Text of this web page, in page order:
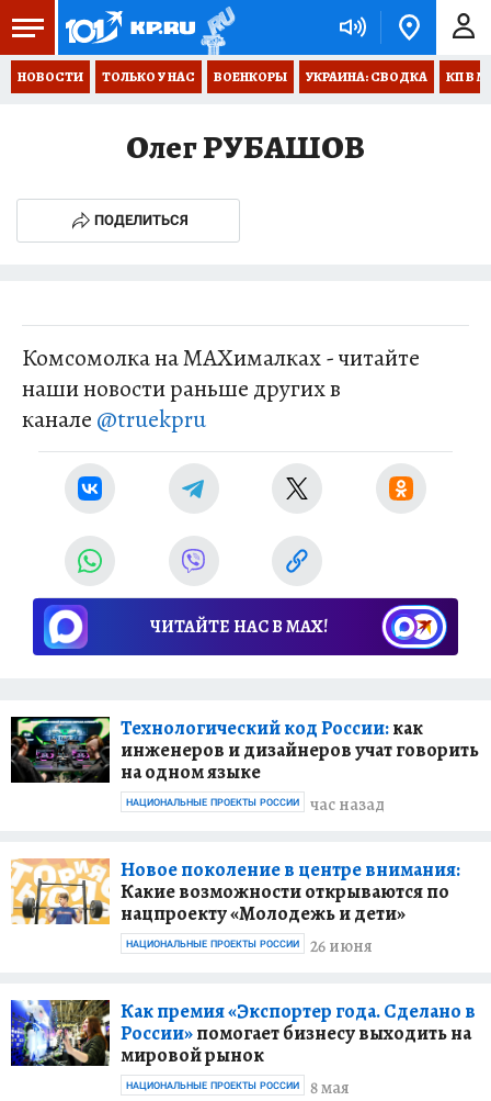
НОВОСТИ ТОЛЬКО У НАС ВОЕНКОРЫ УКРАИНА: СВОДКА КП В
Олег РУБАШОВ
ПОДЕЛИТЬСЯ
Комсомолка на MAXималках - читайте
наши новости раньше других в
канале @truekpru
ЧИТАЙТЕ НАС В МАХ!
Технологический код России:как
инженеров и дизайнеров учат говорить
на одном языке
час назад
НАЦИОНАЛЬНЫЕ ПРОЕКТЫ РОССИИ
Новое поколение в центре внимания:
Какие возможности открываются по
нацпроекту «Молодежь и дети»
26 июня
НАЦИОНАЛЬНЫЕ ПРОЕКТЫ РОССИИ
Как премия «Экспортер года. Сделано в
России»помогает бизнесу выходить на
мировой рынок
8 мая
НАЦИОНАЛЬНЫЕ ПРОЕКТЫ РОССИИ